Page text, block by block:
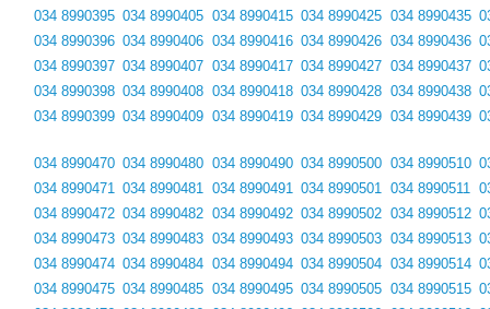
034 8990395
034 8990396
034 8990397
034 8990398
034 8990399
034 8990405
034 8990406
034 8990407
034 8990408
034 8990409
034 8990415
034 8990416
034 8990417
034 8990418
034 8990419
034 8990425
034 8990426
034 8990427
034 8990428
034 8990429
034 8990435
034 8990436
034 8990437
034 8990438
034 8990439
034 8990470
034 8990471
034 8990472
034 8990473
034 8990474
034 8990475
034 8990480
034 8990481
034 8990482
034 8990483
034 8990484
034 8990485
034 8990490
034 8990491
034 8990492
034 8990493
034 8990494
034 8990495
034 8990500
034 8990501
034 8990502
034 8990503
034 8990504
034 8990505
034 8990510
034 8990511
034 8990512
034 8990513
034 8990514
034 8990515